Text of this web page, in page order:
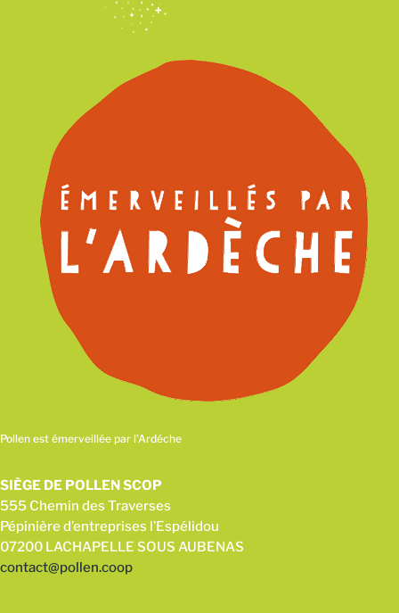
Pollen est émerveillée par l’Ardéche
SIÈGE DE POLLEN SCOP
555 Chemin des Traverses
Pépinière d’entreprises l’Espélidou
07200 LACHAPELLE SOUS AUBENAS
contact@pollen.coop